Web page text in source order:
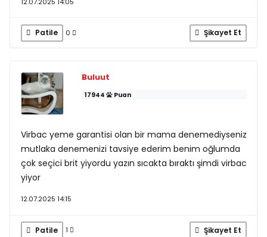
Patile 0 Şikayet Et
Buluut
17944 Puan
Virbac yeme garantisi olan bir mama denemediyseniz
mutlaka denemenizi tavsiye ederim benim oğlumda
çok seçici brit yiyordu yazın sıcakta bıraktı şimdi virbac
yiyor
12.07.2025 14:15
Patile 1 Şikayet Et